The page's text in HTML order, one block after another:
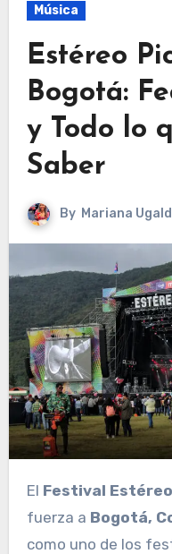
Música
Estéreo
Bogotá:
y Todo lo
Saber
By Mariana
El Festival
fuerza a Bogotá,
como uno de los